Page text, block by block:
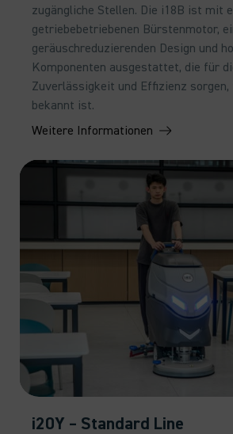
zugängliche Stellen. Die i18B ist mit
getriebebetriebenen Bürstenmotor,
geräuschreduzierenden Design und
Komponenten ausgestattet, die für
Zuverlässigkeit und Effizienz sorgen,
bekannt ist.
Weitere Informationen
i20Y – Standard Line